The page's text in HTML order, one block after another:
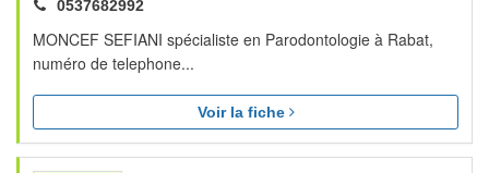
0537682992
MONCEF SEFIANI spécialiste en Parodontologie à Rabat,
numéro de telephone...
Voir la fiche